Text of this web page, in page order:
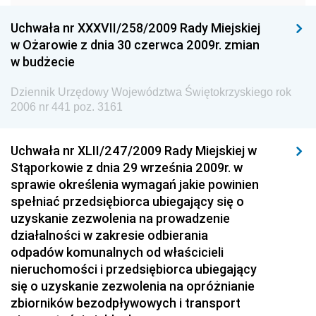
Dziennik Urzędowy Ministra Pracy i Polityki
Społecznej
Dziennik Urzędowy Urzędu Lotnictwa Cywilnego
Dziennik Urzędowy Ministerstwa Hutnictwa i
Przemysłu Maszynowego
Dziennik Urzędowy Ministerstwa Zdrowia i Opieki
Społecznej
Dziennik Urzędowy Ministerstwa Rolnictwa, Leśnictwa
i Gospodarki Żywnościowej
Dziennik Urzędowy Ministra Spraw Wewnętrznych
Dziennik Urzędowy Ministra Transportu, Budownictwa
Uchwała nr XXXVII/258/2009 Rady Miejskiej
w Ożarowie z dnia 30 czerwca 2009r. zmian
w budżecie
Dziennik Urzędowy Województwa Świętokrzyskiego rok
2006 nr 441 poz. 3161
Uchwała nr XLII/247/2009 Rady Miejskiej w
Stąporkowie z dnia 29 września 2009r. w
sprawie określenia wymagań jakie powinien
spełniać przedsiębiorca ubiegający się o
uzyskanie zezwolenia na prowadzenie
działalności w zakresie odbierania
odpadów komunalnych od właścicieli
nieruchomości i przedsiębiorca ubiegający
się o uzyskanie zezwolenia na opróżnianie
zbiorników bezodpływowych i transport